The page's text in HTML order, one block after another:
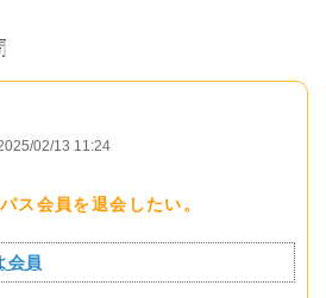
02/13 11:24
ス会員を退会したい。
会員